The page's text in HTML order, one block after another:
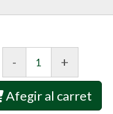
- +
Afegir al carret